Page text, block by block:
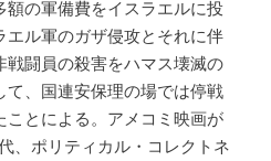
額の軍備費をイスラエルに投
エル軍のガザ侵攻とそれに伴
戦闘員の殺害をハマス壊滅の
、国連安保理の場では停戦
とによる。アメコミ映画が
、ポリティカル・コレクトネ